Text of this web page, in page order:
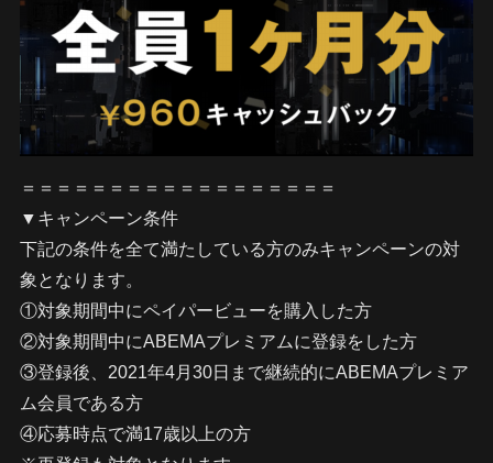
＝＝＝＝＝＝＝＝＝＝＝＝＝＝＝＝＝＝
▼キャンペーン条件
下記の条件を全て満たしている方のみキャンペーンの対
象となります。
①対象期間中にペイパービューを購入した方
②対象期間中にABEMAプレミアムに登録をした方
③登録後、2021年4月30日まで継続的にABEMAプレミア
ム会員である方
④応募時点で満17歳以上の方